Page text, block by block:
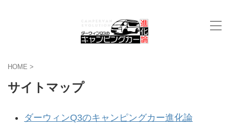
HOME >
サイトマップ
ダーウィンQ3のキャンピングカー進化論